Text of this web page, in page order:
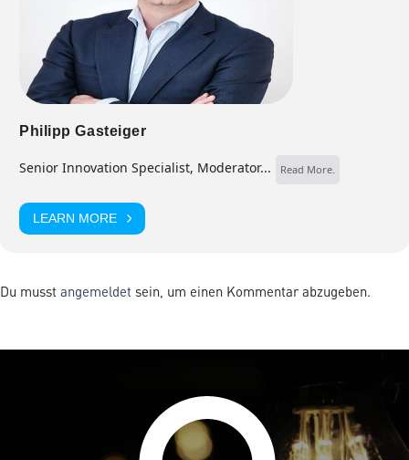
Philipp Gasteiger
Senior Innovation Specialist, Moderator... Read More.
LEARN MORE
Du musst angemeldet sein, um einen Kommentar abzugeben.